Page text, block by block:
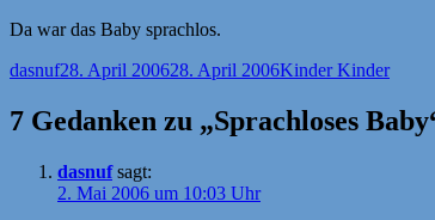
Da war das Baby sprachlos.
Autor
dasnufVeröffentlicht
28. April 200628. April 2006Kategorien
Kinder Kinder
7 Gedanken zu „Sprachloses
dasnuf sagt:
2. Mai 2006 um 10:03 Uhr